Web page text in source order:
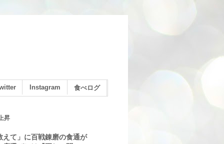
Instagram 食べログ
昇
えて」に百戦錬磨の食通が